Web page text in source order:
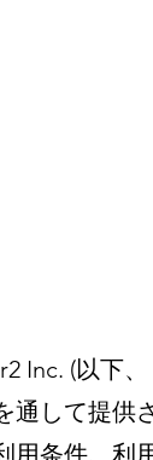
Inc. (以下
通して提供
用条件、利